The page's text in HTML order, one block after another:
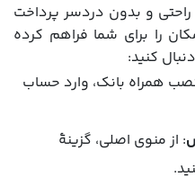
و بدون دردسر پرداخت
را برای شما فراهم کرده
کنید:
همراه بانک، وارد حساب
: از منوی اصلی، گزینۀ